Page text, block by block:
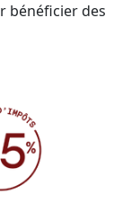
bénéficier des